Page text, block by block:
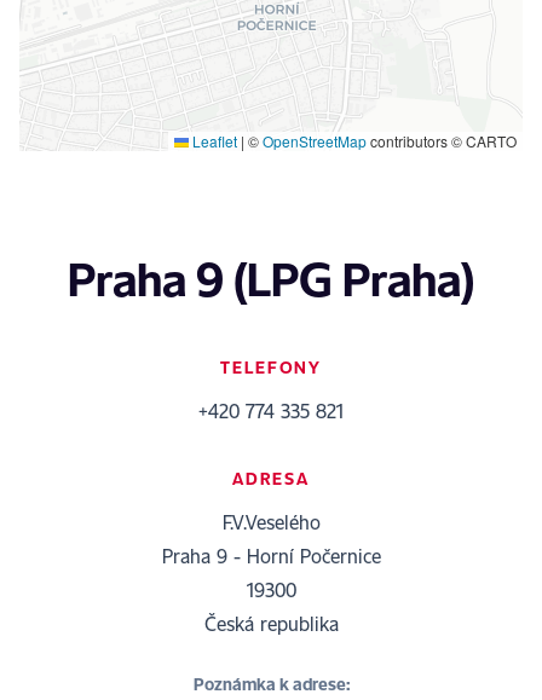
Praha 9 (LPG Praha)
TELEFONY
+420 774 335 821
ADRESA
F.V.Veselého
Praha 9 - Horní Počernice
19300
Česká republika
Poznámka k adrese:
Leaflet | ©OpenStreetMapcontributors © CARTO